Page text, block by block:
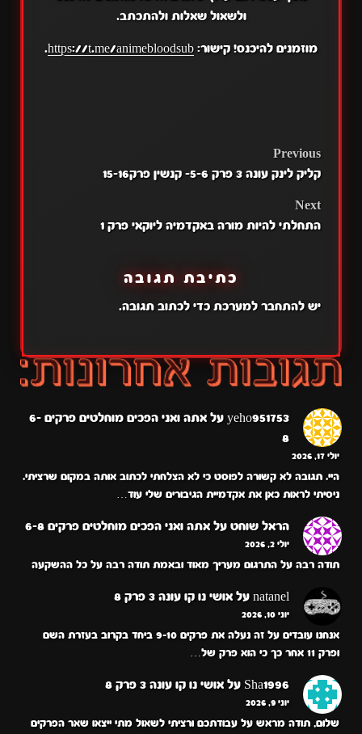
ולשאול שאלות ולהתכתב.
מוזמנים להיכנס! קישור: https://t.me/animebloodsub
.
POST
Previous
קליק לינק עונה 3 פרק 5-6- קנשין פרק15-16
Next
התחלתי להיות מורה באקדמיה ליוקאי פרק 1
כתיבת תגובה
יש להתחבר למערכתכדי לכתוב תגובה.
yeho951753 על
אתה ואני הפכים מוחלטים פרקים 6-
8
יולי 17, 2026
היי. תגובה לא קשורה לפוסט כי לא הצלחתי לכתוב אותה במקום שרציתי.
ניסיתי לראות כאן את אקדמיית הגיבורים שלי עוד…
הראל שוחט על אתה ואני הפכים מוחלטים פרקים 6-8
יולי 2, 2026
תודה רבה על התרגום מעריך מאוד ובאמת תודה רבה על כל ההשקעה
natanel על אושי נו קו עונה 3 פרק 8
יוני 10, 2026
אנחנו עובדים על זה נעלה את פרקים 9-10 ביחד בקרוב בעזרת השם
ופרק 11 אחר כך כי הוא פרק של…
Sha1996 על אושי נו קו עונה 3 פרק 8
יוני 9, 2026
שלום, תודה מראש על עבודתכם ורציתי לשאול מתי ייצאו שאר הפרקים